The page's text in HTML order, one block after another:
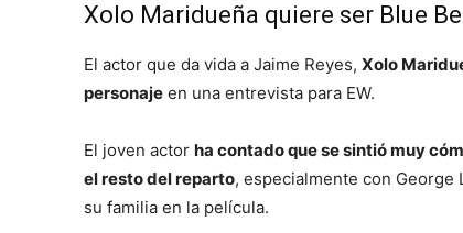
Xolo Maridueña quiere ser Blue
El actor que da vida a Jaime Reyes, Xolo
personaje en una entrevista para EW.
El joven actor ha contado que se sintió muy
el resto del reparto, especialmente con George
su familia en la película.